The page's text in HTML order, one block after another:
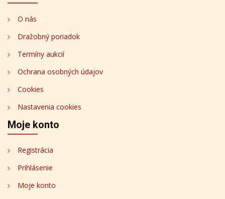
O nás
Dražobný poriadok
Termíny aukcií
Ochrana osobných údajov
Cookies
Nastavenia cookies
Moje konto
Registrácia
Prihlásenie
Moje konto